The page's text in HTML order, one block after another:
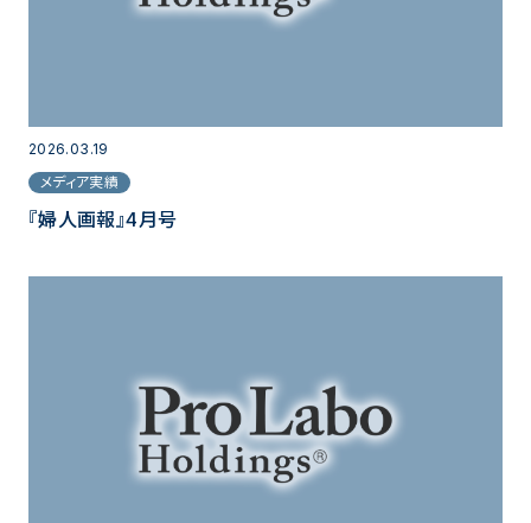
2026.03.19
メディア実績
『婦人画報』4月号